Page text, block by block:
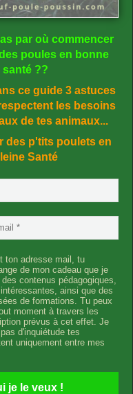
par où commencer
poules en bonne
santé??
ce guide 3 astuces
les besoins
de tes animaux...
des p'tits poulets en
Santé
ton adresse mail, tu
de mon cadeau que je
contenus pédagogiques,
ainsi que des
de formations. Tu peux
moment à travers les
prévus à cet effet. Je
d'inquiétude tes
uniquement entre mes
je le veux !